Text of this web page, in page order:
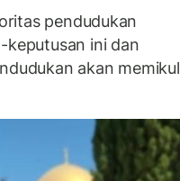
pendudukan
keputusan ini dan
akan memikul